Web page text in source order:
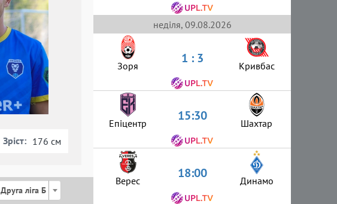
Зріст: 176 см
Друга ліга Б
неділя, 09.08.2026
Зоря 1 : 3 Кривбас
Епіцентр 15:30 Шахтар
Верес 18:00 Динамо